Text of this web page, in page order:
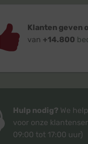
Klanten geven
van +14.800
Hulp nodig? We
voor onze
09:00 tot 17:00 uur)